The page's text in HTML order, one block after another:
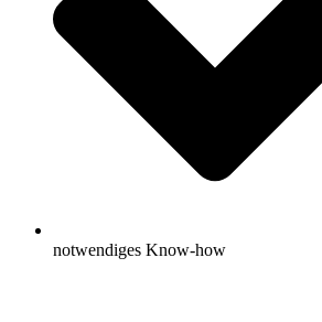
notwendiges Know-how